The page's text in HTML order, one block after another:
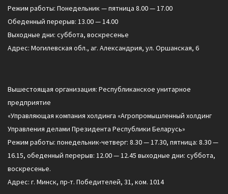
Режим работы: Понедельник — пятница 8.00 — 17.00
Обеденный перерыв: 13.00 — 14.00
Выходные дни: суббота, воскресенье
Адрес: Могилевская обл., аг. Александрия, ул. Оршанская, 6
Вышестоящая организация: Республиканское унитарное
предприятие
«Управляющая компания холдинга «Агропромышленный холдинг
Управления делами Президента Республики Беларусь»
Режим работы: понедельник-четверг: 8.30 — 17.30, пятница: 8.30 —
16.15, обеденный перерыв: 12.00 — 12.45 выходные дни: суббота,
воскресенье.
Адрес: г. Минск, пр-т. Победителей, 31, ком. 1014